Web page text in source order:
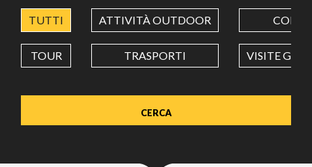
TUTTI ATTIVITÀ OUTDOOR CORSI
TOUR TRASPORTI VISITE